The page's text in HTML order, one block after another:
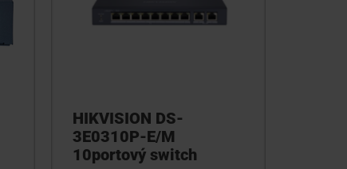
HIKVISION DS-
3E0310P-E/M
10portový switch